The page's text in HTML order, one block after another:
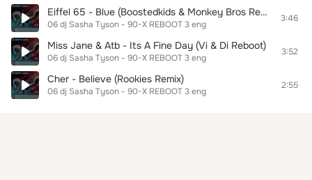
Eiffel 65 - Blue (Boostedkids & Monkey Bros Remix)
06 dj Sasha Tyson - 90-X REBOOT 3 eng
3:46
Miss Jane & Atb - Its A Fine Day (Vi & Di Reboot)
06 dj Sasha Tyson - 90-X REBOOT 3 eng
3:52
Cher - Believe (Rookies Remix)
06 dj Sasha Tyson - 90-X REBOOT 3 eng
2:55